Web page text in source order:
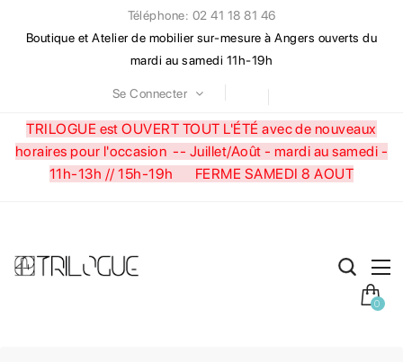
Téléphone: 02 41 18 81 46
Boutique et Atelier de mobilier sur-mesure à Angers ouverts du
mardi au samedi 11h-19h
Se Connecter
TRILOGUE est OUVERT TOUT L'ÉTÉ avec de nouveaux
horaires pour l'occasion -- Juillet/Août - mardi au samedi -
11h-13h // 15h-19h FERME SAMEDI 8 AOUT
0